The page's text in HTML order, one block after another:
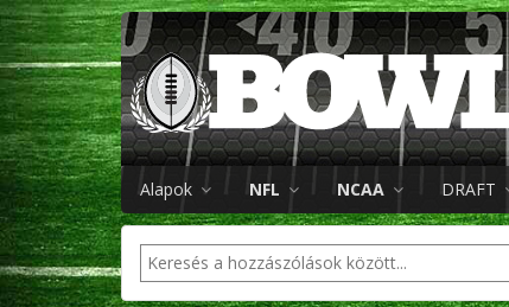
Alapok NFL NCAA DRAFT